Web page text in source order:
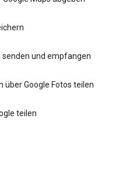
senden und empfangen
über Google Fotos teilen
teilen